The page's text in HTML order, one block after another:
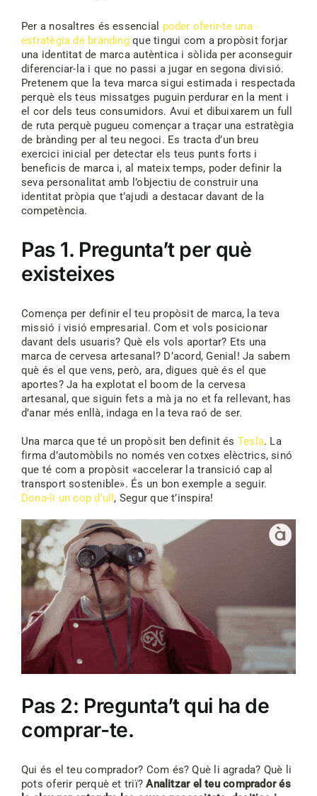
Per a nosaltres és essencial poder oferir-te una
estratègia de bràndingque tingui com a propòsit forjar
una identitat de marca autèntica i sòlida per aconseguir
diferenciar-la i que no passi a jugar en segona divisió.
Pretenem que la teva marca sigui estimada i respectada
perquè els teus missatges puguin perdurar en la ment i
el cor dels teus consumidors. Avui et dibuixarem un full
de ruta perquè pugueu començar a traçar una estratègia
de brànding per al teu negoci. Es tracta d’un breu
exercici inicial per detectar els teus punts forts i
beneficis de marca i, al mateix temps, poder definir la
seva personalitat amb l’objectiu de construir una
identitat pròpia que t’ajudi a destacar davant de la
competència.
Pas 1. Pregunta’t per què
existeixes
Comença per definir el teu propòsit de marca, la teva
missió i visió empresarial. Com et vols posicionar
davant dels usuaris? Què els vols aportar? Ets una
marca de cervesa artesanal? D’acord, Genial! Ja sabem
què és el que vens, però, ara, digues què és el que
aportes? Ja ha explotat el boom de la cervesa
artesanal, que siguin fets a mà ja no et fa rellevant, has
d’anar més enllà, indaga en la teva raó de ser.
Una marca que té un propòsit ben definit és Tesla. La
firma d’automòbils no només ven cotxes elèctrics, sinó
que té com a propòsit «accelerar la transició cap al
transport sostenible». És un bon exemple a seguir.
Dona-li un cop d’ull , Segur que t’inspira!
Pas 2: Pregunta’t qui ha de
comprar-te.
Qui és el teu comprador? Com és? Què li agrada? Què li
pots oferir perquè et triï?Analitzar el teu comprador és